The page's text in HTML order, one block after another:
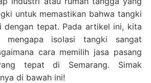
untuk memastikan bahwa tangki
dengan tepat. Pada artikel ini, kita
mengapa isolasi tangki sangat
cara memilih jasa pasang
tepat di Semarang. Simak
di bawah ini!